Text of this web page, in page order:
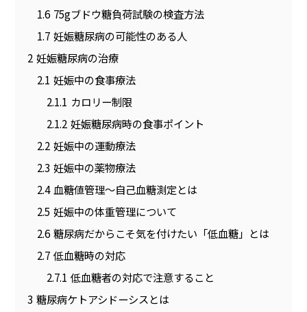
1.6 75gブドウ糖負荷試験の検査方法
1.7 妊娠糖尿病の可能性のある人
2 妊娠糖尿病の治療
2.1 妊娠中の食事療法
2.1.1 カロリー制限
2.1.2 妊娠糖尿病時の食事ポイント
2.2 妊娠中の運動療法
2.3 妊娠中の薬物療法
2.4 血糖値管理～自己血糖測定とは
2.5 妊娠中の体重管理について
2.6 糖尿病だからこそ気を付けたい「低血糖」とは
2.7 低血糖時の対応
2.7.1 低血糖者の対応で注意すること
3 糖尿病ケトアシドーシスとは